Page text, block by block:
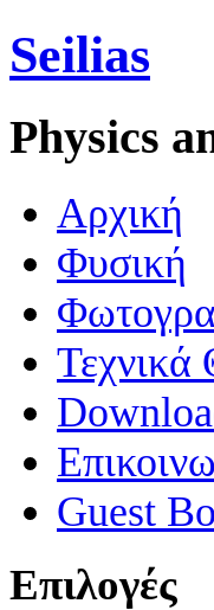
Seilias
Physics
Aρχική
Φυσική
Τεχνικά
Guest
Επιλογές